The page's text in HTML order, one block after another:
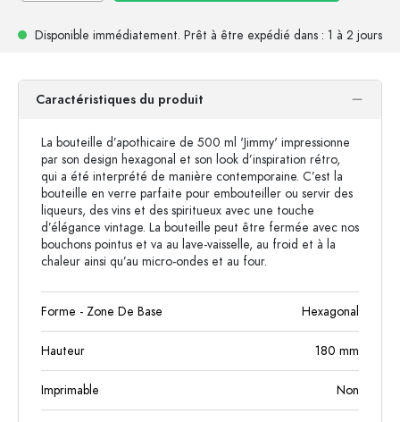
Disponible immédiatement. Prêt à être expédié dans : 1 à 2 jours
Caractéristiques du produit
La bouteille d’apothicaire de 500 ml 'Jimmy' impressionne
par son design hexagonal et son look d’inspiration rétro,
qui a été interprété de manière contemporaine. C’est la
bouteille en verre parfaite pour embouteiller ou servir des
liqueurs, des vins et des spiritueux avec une touche
d’élégance vintage. La bouteille peut être fermée avec nos
bouchons pointus et va au lave-vaisselle, au froid et à la
chaleur ainsi qu’au micro-ondes et au four.
Forme - Zone De Base Hexagonal
Hauteur 180 mm
Imprimable Non